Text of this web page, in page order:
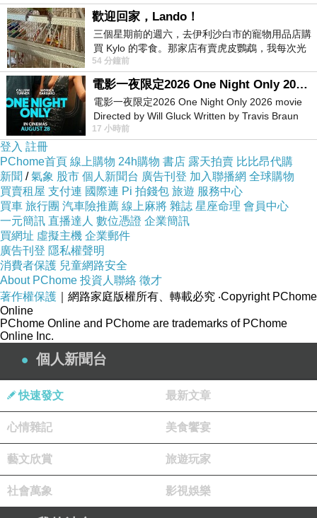
需搭配NextDrive Cube 小方微管家
商品訊息簡述:
? 系統需求
Thermo Pixi 需搭配主機 Cube 使用
及 NextDrive Connect App 1.2 版或以上
? 尺寸
56 × 38 × 7 (mm)
? 重量
10 g
? 相容裝置
Thermo Pixi 動作感應器需和主機 Cube 配對使用，
溫濕度遇到劇烈變化時，手機馬上接獲通知。
歡迎回家，Lando！
三個星期前的週六，去伊利沙白市的寵物用品店購
買 Kylo 的零食。那家店有賣虎皮鸚鵡，我每次光
顧都會去看一下。他們偶爾會引進 C
54 分鐘前
電影一夜限定2026 One Night Only 2026 movie
電影一夜限定2026 One Night Only 2026 movie
Directed by Will Gluck Written by Travis Braun
Starring Monica Barbaro
17 小時前
登入 註冊
PChome首頁 線上購物 24h購物 書店 露天拍賣 比比昂代購
新聞 /氣象 股市 個人新聞台 廣告刊登 加入聯播網 全球購物
買賣租屋 支付連 國際連 Pi 拍錢包 旅遊 服務中心
買車 旅行團 汽車險推薦 線上麻將 雜誌 星座命理 會員中心
一元簡訊 直播達人 數位憑證 企業簡訊
買網址 虛擬主機 企業郵件
廣告刊登 隱私權聲明
消費者保護 兒童網路安全
About PChome 投資人聯絡 徵才
著作權保護 ｜網路家庭版權所有、轉載必究 ‧Copyright PChome
Online
PChome Online and PChome are trademarks of PChome
Online Inc.
個人新聞台
快速發文 最新文章
心情雜記 美食饗宴
藝文欣賞 旅遊玩家
社會萬象 影視娛樂